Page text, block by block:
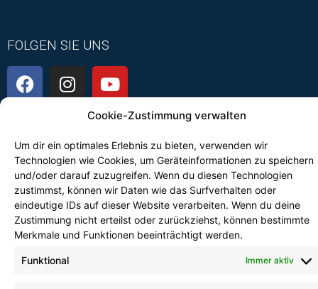
Cookie-Zustimmung verwalten
Um dir ein optimales Erlebnis zu bieten, verwenden wir
Technologien wie Cookies, um Geräteinformationen zu speichern
und/oder darauf zuzugreifen. Wenn du diesen Technologien
zustimmst, können wir Daten wie das Surfverhalten oder
eindeutige IDs auf dieser Website verarbeiten. Wenn du deine
Zustimmung nicht erteilst oder zurückziehst, können bestimmte
Merkmale und Funktionen beeinträchtigt werden.
Funktional Immer aktiv
FOLGEN SIE UNS
Kontakt
Tel.: +49 (0)521 948-0
E-Mail: info@umeta.com